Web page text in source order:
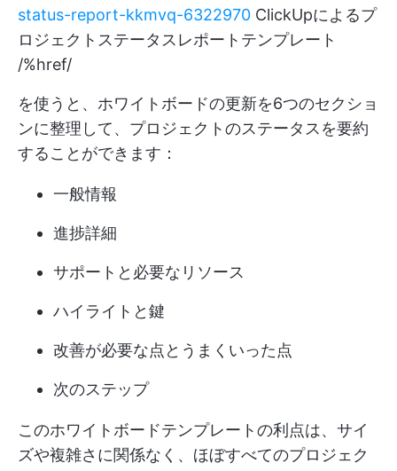
status-report-kkmvq-6322970 ClickUpによるプ
ロジェクトステータスレポートテンプレート
/%href/
を使うと、ホワイトボードの更新を6つのセクショ
ンに整理して、プロジェクトのステータスを要約
することができます：
一般情報
進捗詳細
サポートと必要なリソース
ハイライトと鍵
改善が必要な点とうまくいった点
次のステップ
このホワイトボードテンプレートの利点は、サイ
ズや複雑さに関係なく、ほぼすべてのプロジェク